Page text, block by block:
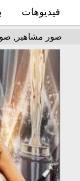
فيديوهات
صور مشاهير,